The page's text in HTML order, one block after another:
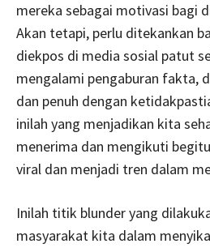
mereka sebagai motivasi bagi
Akan tetapi, perlu ditekankan
diekpos di media sosial patut
mengalami pengaburan fakta,
dan penuh dengan
inilah yang menjadikan kita
menerima dan mengikuti
viral dan menjadi tren dalam
Inilah titik blunder yang
masyarakat kita dalam